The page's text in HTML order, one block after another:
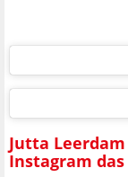
Jutta
Instagram